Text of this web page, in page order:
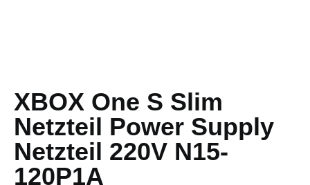
XBOX One S Slim
Netzteil Power Supply
Netzteil 220V N15-
120P1A